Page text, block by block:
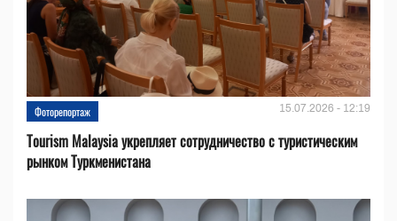
Фоторепортаж 15.07.2026 - 12:19
Tourism Malaysia укрепляет сотрудничество с туристическим
рынком Туркменистана